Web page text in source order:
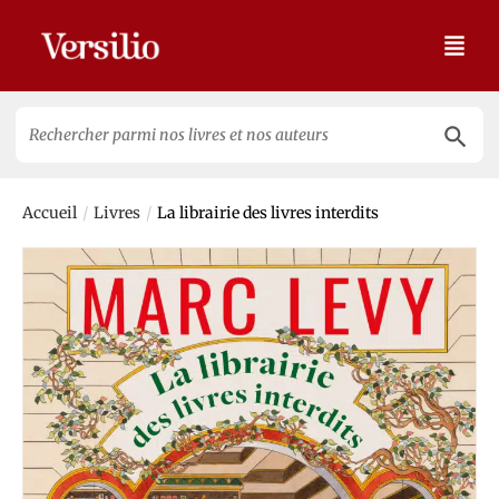
for:
Accueil / Livres / La librairie des livres interdits